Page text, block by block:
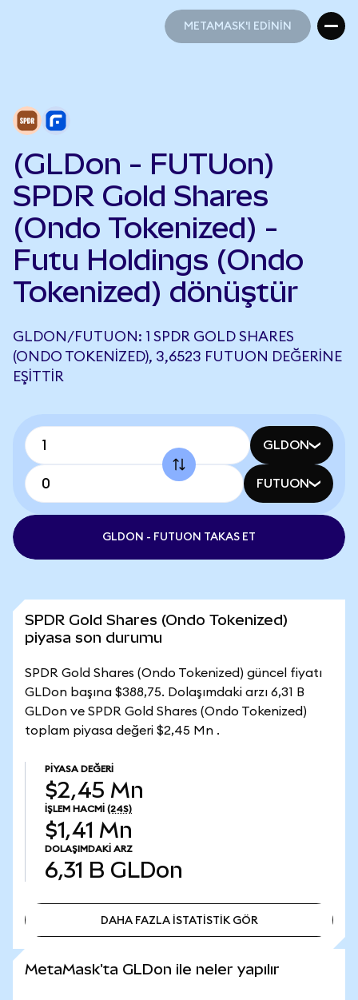
METAMASK'I EDİNİN
(GLDon - FUTUon)
SPDR Gold Shares
(Ondo Tokenized) -
Futu Holdings (Ondo
Tokenized) dönüştür
GLDON/FUTUON: 1 SPDR GOLD SHARES
(ONDO TOKENIZED), 3,6523 FUTUON DEĞERINE
EŞITTIR
GLDON
FUTUON
GLDON - FUTUON TAKAS ET
SPDR Gold Shares (Ondo Tokenized)
piyasa son durumu
SPDR Gold Shares (Ondo Tokenized) güncel fiyatı
GLDon başına $388,75. Dolaşımdaki arzı 6,31 B
GLDon ve SPDR Gold Shares (Ondo Tokenized)
toplam piyasa değeri $2,45 Mn .
PIYASA DEĞERI
$2,45 Mn
İŞLEM HACMI (24S)
$1,41 Mn
DOLAŞIMDAKI ARZ
6,31 B GLDon
DAHA FAZLA İSTATİSTİK GÖR
MetaMask'ta GLDon ile neler yapılır